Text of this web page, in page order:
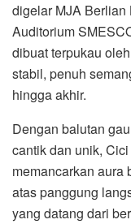
digelar MJA Berlian
Auditorium
dibuat terpukau
stabil, penuh
hingga akhir.
Dengan balutan
cantik dan unik,
memancarkan aura
atas panggung
yang datang dari